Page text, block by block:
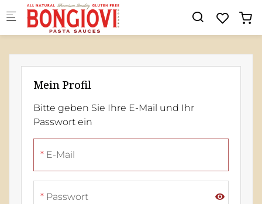
Skip to main content
Mein Profil
Bitte geben Sie Ihre E-Mail und Ihr
Passwort ein
E-Mail
Passwort